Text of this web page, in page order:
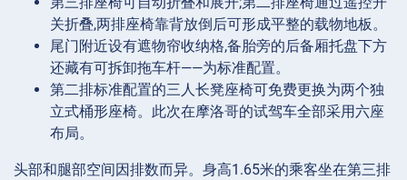
关折叠,两排座椅靠背放倒后可形成平整的载物地板。
尾门附近设有遮物帘收纳格,备胎旁的后备厢托盘下方
还藏有可拆卸拖车杆——为标准配置。
第二排标准配置的三人长凳座椅可免费更换为两个独
立式桶形座椅。此次在摩洛哥的试驾车全部采用六座
布局。
头部和腿部空间因排数而异。身高1.65米的乘客坐在第三排